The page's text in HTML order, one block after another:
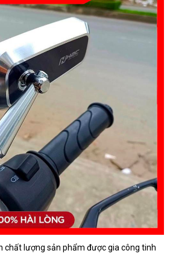
chất lượng sản phẩm được gia công tinh